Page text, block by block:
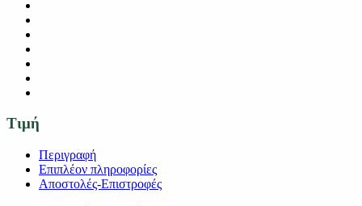
Τιμή
Περιγραφή
Επιπλέον πληροφορίες
Αποστολές-Επιστροφές